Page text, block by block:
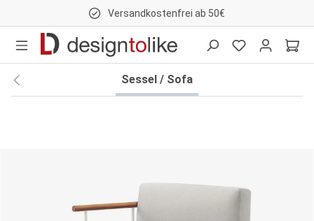
Versandkostenfrei ab 50€
Sessel / Sofa